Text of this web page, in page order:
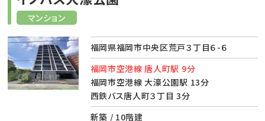
マンション
福岡県福岡市中央区荒戸３丁目６-６
福岡市空港線 唐人町駅 9分
福岡市空港線 大濠公園駅 13分
西鉄バス唐人町３丁目 3分
新築 / 10階建